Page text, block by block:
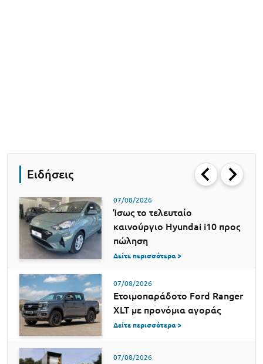
Ειδήσεις
07/08/2026
Ίσως το τελευταίο
καινούργιο Hyundai i10 προς
πώληση
Δείτε περισσότερα >
07/08/2026
Ετοιμοπαράδοτο Ford Ranger
XLT με προνόμια αγοράς
Δείτε περισσότερα >
07/08/2026